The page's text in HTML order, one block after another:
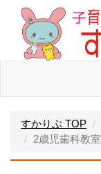
すかりぶ TOP
2歳児歯科教室